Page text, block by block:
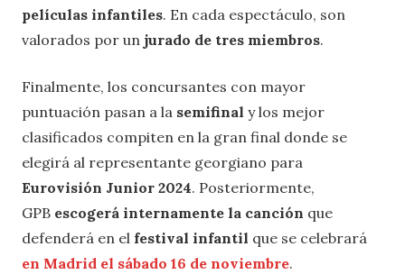
películas infantiles. En cada espectáculo, son
valorados por un jurado de tres miembros.
Finalmente, los concursantes con mayor
puntuación pasan a la semifinal y los mejor
clasificados compiten en la gran final donde se
elegirá al representante georgiano para
Eurovisión Junior 2024. Posteriormente,
GPB escogerá internamente la canción que
defenderá en el festival infantil que se celebrará
en Madrid el sábado 16 de noviembre.